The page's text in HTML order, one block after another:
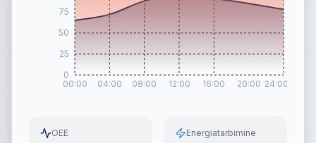
00:00 04:00 08:00 12:00 16:00 20:00 24:00
0
25
50
75
OEE Energiatarbimine